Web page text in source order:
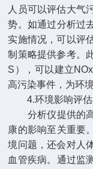
人员可以评估大气
势。如通过分析过
实施情况，可以评
制策略提供参考。
S），可以建立
高污染事件，为环
4.环境影响评估
分析仪提供的高
康的影响至关重要
境问题，还会对人
血管疾病。通过监